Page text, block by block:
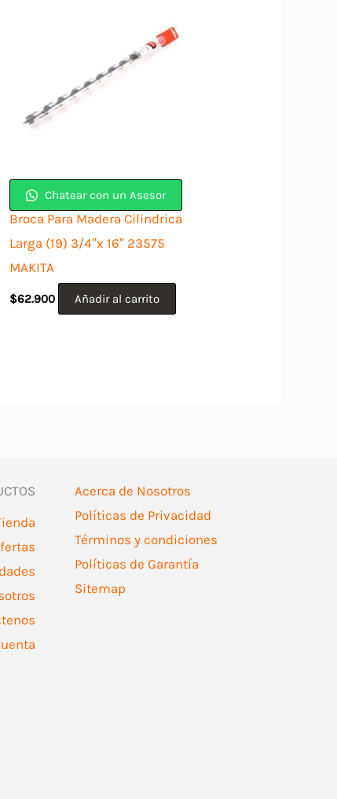
Chatear con un Asesor
Broca Para Madera Cilindrica
Larga (19) 3/4″x 16″ 23575
MAKITA
$62.900 Añadir al carrito
Acerca de Nosotros
Políticas de Privacidad
Términos y condiciones
Políticas de Garantía
Sitemap